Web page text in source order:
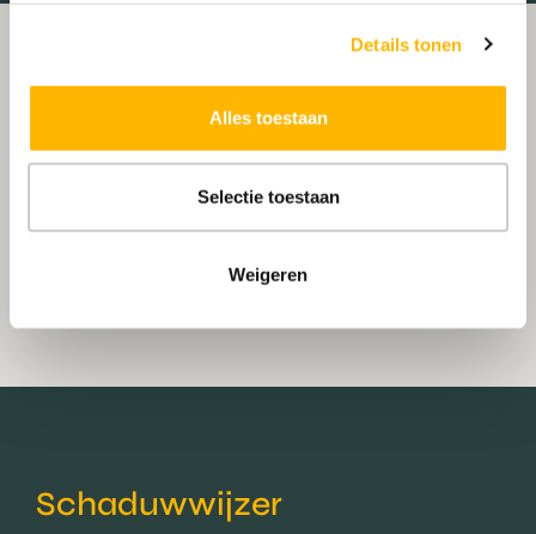
Details tonen
Alles toestaan
Selectie toestaan
Weigeren
Schaduwwijzer